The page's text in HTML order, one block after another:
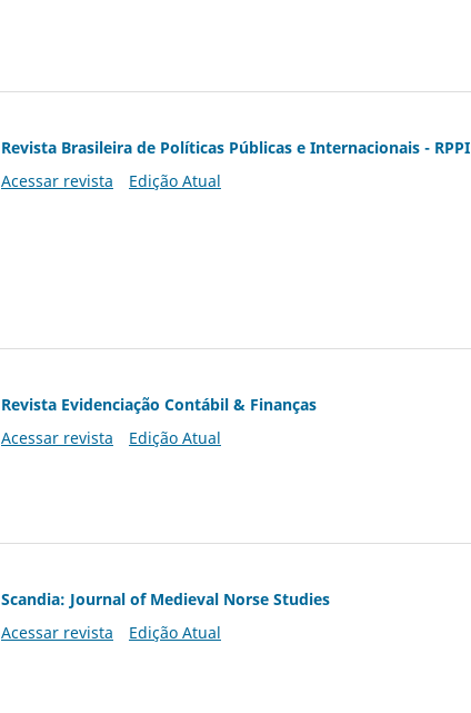
Revista Brasileira de Políticas Públicas e Internacionais - RPPI
Acessar revista
Edição Atual
Revista Evidenciação Contábil & Finanças
Acessar revista
Edição Atual
Scandia: Journal of Medieval Norse Studies
Acessar revista
Edição Atual